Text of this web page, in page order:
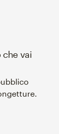
che vai